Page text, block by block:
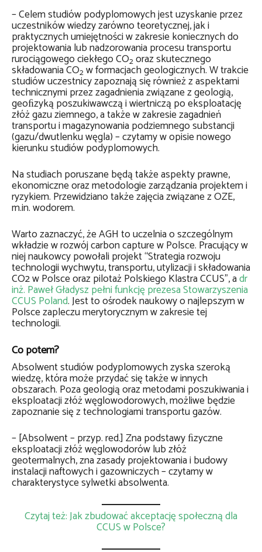
– Celem studiów podyplomowych jest uzyskanie przez
uczestników wiedzy zarówno teoretycznej, jak i
praktycznych umiejętności w zakresie koniecznych do
projektowania lub nadzorowania procesu transportu
rurociągowego ciekłego CO2oraz skutecznego
składowania CO2w formacjach geologicznych. W trakcie
studiów uczestnicy zapoznają się również z aspektami
technicznymi przez zagadnienia związane z geologią,
geoﬁzyką poszukiwawczą i wiertniczą po eksploatację
złóż gazu ziemnego, a także w zakresie zagadnień
transportu i magazynowania podziemnego substancji
(gazu/dwutlenku węgla) – czytamy w opisie nowego
kierunku studiów podyplomowych.
Na studiach poruszane będą także aspekty prawne,
ekonomiczne oraz metodologie zarządzania projektem i
ryzykiem. Przewidziano także zajęcia związane z OZE,
m.in. wodorem.
Warto zaznaczyć, że AGH to uczelnia o szczególnym
wkładzie w rozwój carbon capture w Polsce. Pracujący w
niej naukowcy powołali projekt “Strategia rozwoju
technologii wychwytu, transportu, utylizacji i składowania
CO2 w Polsce oraz pilotaż Polskiego Klastra CCUS”, adr
inż. Paweł Gładysz pełni funkcję prezesa Stowarzyszenia
CCUS Poland. Jest to ośrodek naukowy o najlepszym w
Polsce zapleczu merytorycznym w zakresie tej
technologii.
Co potem?
Absolwent studiów podyplomowych zyska szeroką
wiedzę, która może przydać się także w innych
obszarach. Poza geologią oraz metodami poszukiwania i
eksploatacji złóż węglowodorowych, możliwe będzie
zapoznanie się z technologiami transportu gazów.
– [Absolwent – przyp. red.] Zna podstawy ﬁzyczne
eksploatacji złóż węglowodorów lub złóż
geotermalnych, zna zasady projektowania i budowy
instalacji naftowych i gazowniczych – czytamy w
charakterystyce sylwetki absolwenta.
Czytaj też: Jak zbudować akceptację społeczną dla
CCUS w Polsce?